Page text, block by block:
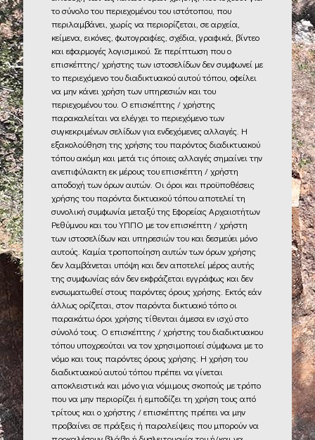
το σύνολο του περιεχομένου του ιστότοπου, που
περιλαμβάνει, χωρίς να περιορίζεται, σε αρχεία,
κείμενα, εικόνες, φωτογραφίες, σχέδια, γραφικά, βίντεο
και εφαρμογές λογισμικού. Σε περίπτωση που ο
επισκέπτης/ χρήστης των ιστοσελίδων δεν συμφωνεί με
το περιεχόμενο του διαδικτυακού αυτού τόπου, οφείλει
να μην κάνει χρήση των υπηρεσιών και του
περιεχομένου του. Ο επισκέπτης / χρήστης
παρακαλείται να ελέγχει το περιεχόμενο των
συγκεκριμένων σελίδων για ενδεχόμενες αλλαγές. Η
εξακολούθηση της χρήσης του παρόντος διαδικτυακού
τόπου ακόμη και μετά τις όποιες αλλαγές σημαίνει την
ανεπιφύλακτη εκ μέρους του επισκέπτη / χρήστη
αποδοχή των όρων αυτών. Οι όροι και προϋποθέσεις
χρήσης του παρόντα δικτυακού τόπου αποτελεί τη
συνολική συμφωνία μεταξύ της Εφορείας Αρχαιοτήτων
Ρεθύμνου και του ΥΠΠΟ με τον επισκέπτη / χρήστη
των ιστοσελίδων και υπηρεσιών του και δεσμεύει μόνο
αυτούς. Καμία τροποποίηση αυτών των όρων χρήσης
δεν λαμβάνεται υπόψη και δεν αποτελεί μέρος αυτής
της συμφωνίας εάν δεν εκφράζεται εγγράφως και δεν
ενσωματωθεί στους παρόντες όρους χρήσης. Εκτός εάν
άλλως ορίζεται, στον παρόντα δικτυακό τόπο οι
παρακάτω όροι χρήσης τίθενται άμεσα εν ισχύ στο
σύνολό τους. Ο επισκέπτης / χρήστης του διαδικτυακου
τόπου υποχρεούται να τον χρησιμοποιεί σύμφωνα με το
νόμο και τους παρόντες όρους χρήσης. Η χρήση του
διαδικτυακού αυτού τόπου πρέπει να γίνεται
αποκλειστικά και μόνο για νόμιμους σκοπούς με τρόπο
που να μην περιορίζει ή εμποδίζει τη χρήση τους από
τρίτους και ο χρήστης / επισκέπτης πρέπει να μην
προβαίνει σε πράξεις ή παραλείψεις που μπορούν να